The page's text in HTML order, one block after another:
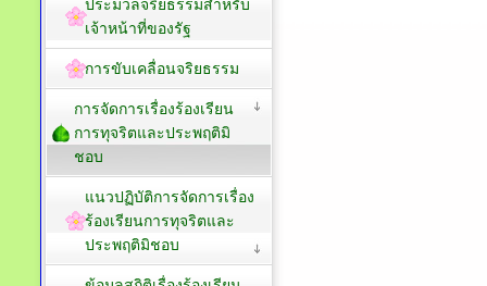
ประมวลจริยธรรมสำหรับ
เจ้าหน้าที่ของรัฐ
การขับเคลื่อนจริยธรรม
การจัดการเรื่องร้องเรียน
การทุจริตและประพฤติมิ
ชอบ
แนวปฏิบัติการจัดการเรื่อง
ร้องเรียนการทุจริตและ
ประพฤติมิชอบ